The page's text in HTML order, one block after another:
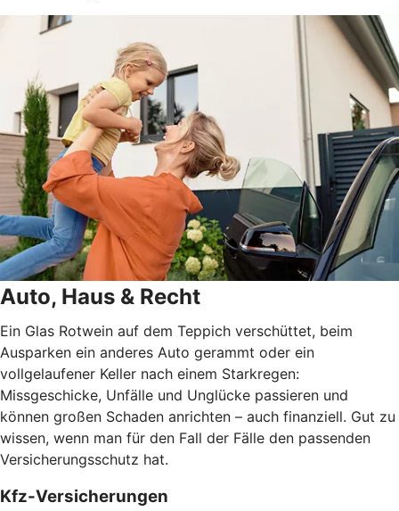
Auto, Haus & Recht
Ein Glas Rotwein auf dem Teppich verschüttet, beim
Ausparken ein anderes Auto gerammt oder ein
vollgelaufener Keller nach einem Starkregen:
Missgeschicke, Unfälle und Unglücke passieren und
können großen Schaden anrichten – auch finanziell. Gut zu
wissen, wenn man für den Fall der Fälle den passenden
Versicherungsschutz hat.
Kfz-Versicherungen